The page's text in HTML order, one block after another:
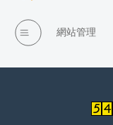
網站管理